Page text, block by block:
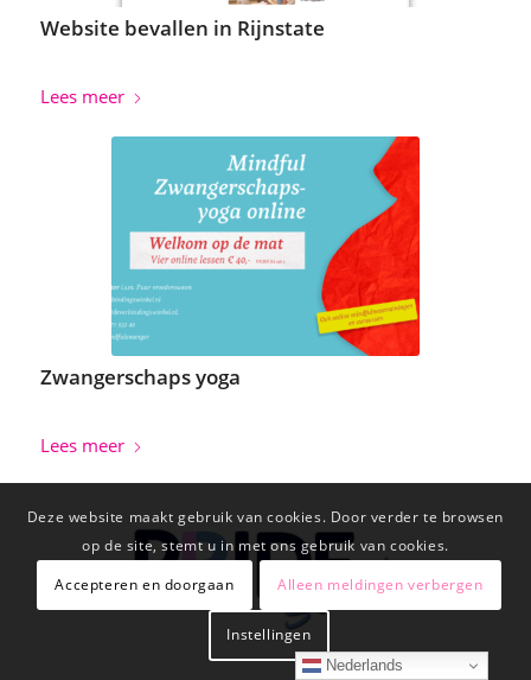
Website bevallen in Rijnstate
Lees meer
Zwangerschaps yoga
Lees meer
Deze website maakt gebruik van cookies. Door verder te browsen
op de site, stemt u in met ons gebruik van cookies.
Accepteren en doorgaan
Alleen meldingen verbergen
Instellingen
Nederlands